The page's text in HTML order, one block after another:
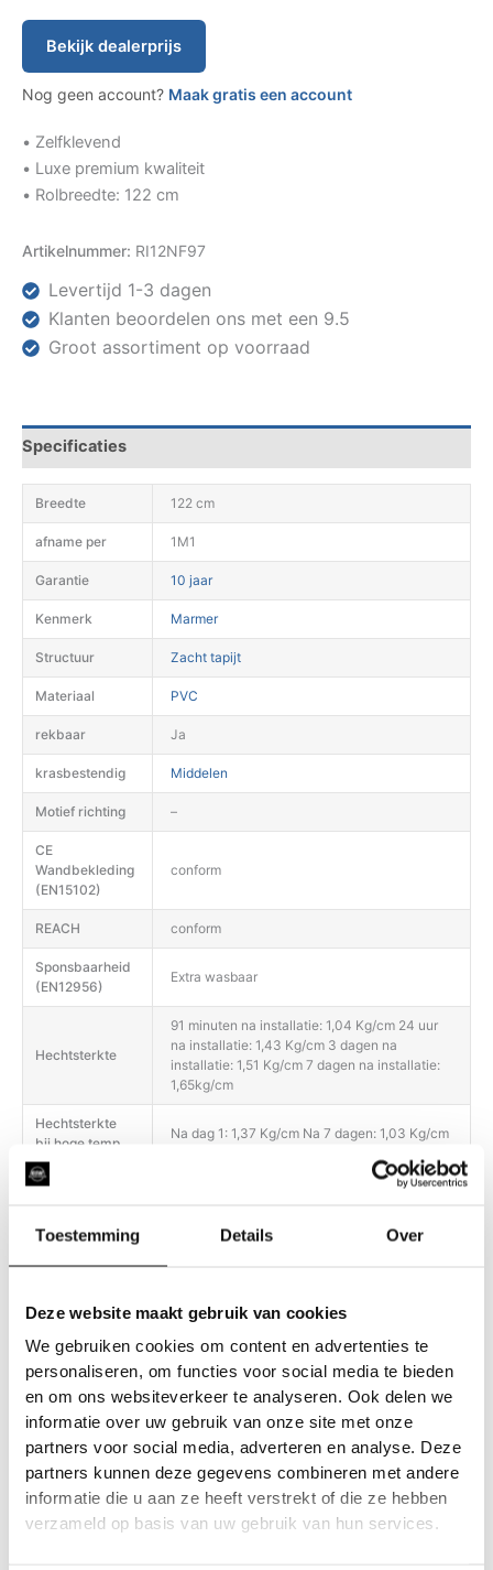
Toestemming Details Over
Deze website maakt gebruik van cookies
We gebruiken cookies om content en advertenties te
personaliseren, om functies voor social media te bieden
en om ons websiteverkeer te analyseren. Ook delen we
informatie over uw gebruik van onze site met onze
partners voor social media, adverteren en analyse. Deze
partners kunnen deze gegevens combineren met andere
informatie die u aan ze heeft verstrekt of die ze hebben
verzameld op basis van uw gebruik van hun services.
Bekijk dealerprijs
Nog geen account? Maak gratis een account
• Zelfklevend
• Luxe premium kwaliteit
• Rolbreedte: 122 cm
Artikelnummer: RI12NF97
Levertijd 1-3 dagen
Klanten beoordelen ons met een 9.5
Groot assortiment op voorraad
Specificaties
Breedte 122 cm
afname per 1M1
Garantie 10 jaar
Kenmerk Marmer
Structuur Zacht tapijt
Materiaal PVC
rekbaar Ja
krasbestendig Middelen
Motief richting –
CE
Wandbekleding
(EN15102)
conform
REACH conform
Sponsbaarheid
(EN12956)
Extra wasbaar
Hechtsterkte
91 minuten na installatie: 1,04 Kg/cm 24 uur
na installatie: 1,43 Kg/cm 3 dagen na
installatie: 1,51 Kg/cm 7 dagen na installatie:
1,65kg/cm
Hechtsterkte
bij hoge temp.
Na dag 1: 1,37 Kg/cm Na 7 dagen: 1,03 Kg/cm
Het product biedt een uitstekende weerstand
delamineren).
Onderhoud
gebruik geen producten met een te zure of te
basische pH. Heet water (niet koken) kan